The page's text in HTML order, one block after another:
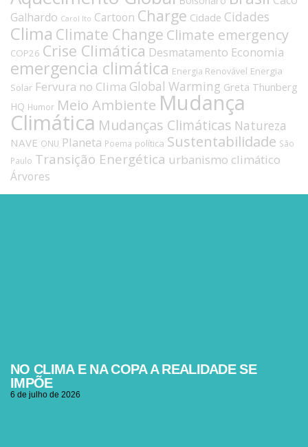
Galhardo Carol Ito Cartoon Charge Cidade Cidades
Clima Climate Change Climate emergency
COP26 Crise Climática Desmatamento Economia
emergencia climática Energia Renovável Energia
Solar Fervura no Clima Global Warming Greta Thunberg
HQ Humor Meio Ambiente Mudança
Climática Mudanças Climáticas Natureza
NAVE ONU Planeta Poema política Sustentabilidade São
Paulo Transição Energética urbanismo climático
Árvores
NO CLIMA E NA COPA A REALIDADE SE
IMPÕE
6 de julho de 2026